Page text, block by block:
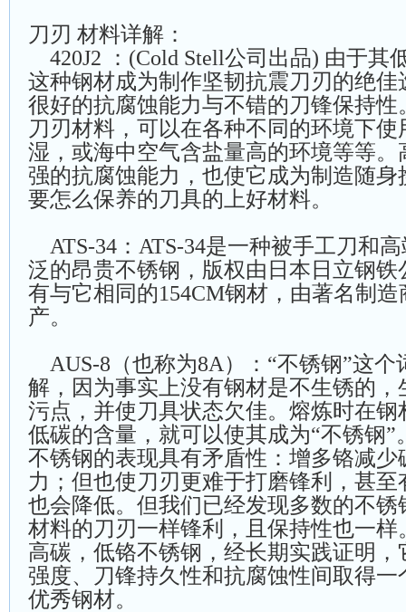
刀刃 材料详解：
420J2 ：(Cold Stell公司出品) 由于其
这种钢材成为制作坚韧抗震刀刃的绝
很好的抗腐蚀能力与不错的刀锋保持
刀刃材料，可以在各种不同的环境下
湿，或海中空气含盐量高的环境等等
强的抗腐蚀能力，也使它成为制造随
要怎么保养的刀具的上好材料。
ATS-34：ATS-34是一种被手工刀和
泛的昂贵不锈钢，版权由日本日立钢
有与它相同的154CM钢材，由著名制造
产。
AUS-8（也称为8A）：“不锈钢”这
解，因为事实上没有钢材是不生锈的
污点，并使刀具状态欠佳。熔炼时在
低碳的含量，就可以使其成为“不锈钢”
不锈钢的表现具有矛盾性：增多铬减少
力；但也使刀刃更难于打磨锋利，甚
也会降低。但我们已经发现多数的不
材料的刀刃一样锋利，且保持性也一样
高碳，低铬不锈钢，经长期实践证明
强度、刀锋持久性和抗腐蚀性间取得
优秀钢材。